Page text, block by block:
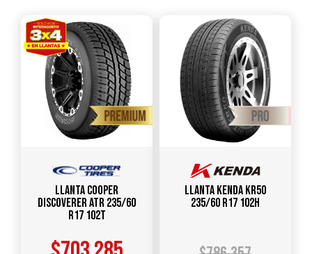
Llanta COOPER
Discoverer ATR 235/60
R17 102T
Llanta KENDA KR50
235/60 R17 102H